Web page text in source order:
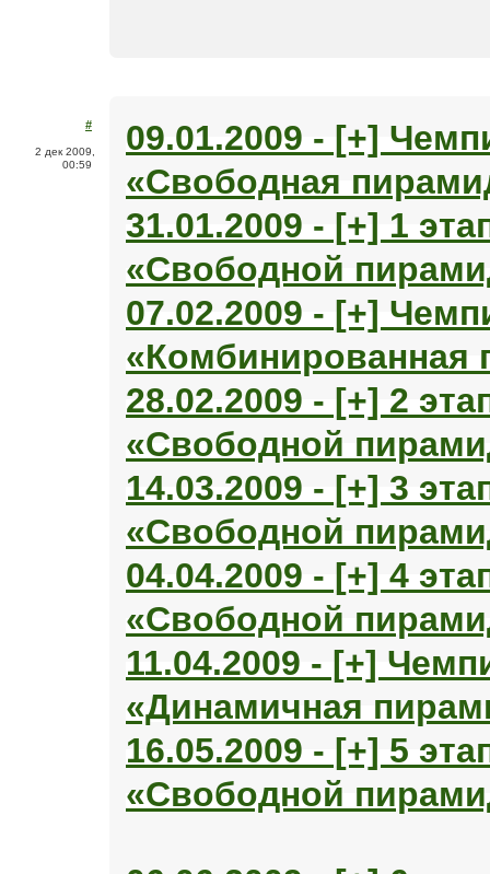
#
2 дек 2009,
00:59
09.01.2009 - [+]
«Свободная
31.01.2009 - [+] 1
«Свободной
07.02.2009 - [+]
«Комбинированная
28.02.2009 - [+] 2
«Свободной
14.03.2009 - [+] 3
«Свободной
04.04.2009 - [+] 4
«Свободной
11.04.2009 - [+]
«Динамичная
16.05.2009 - [+] 5
«Свободной